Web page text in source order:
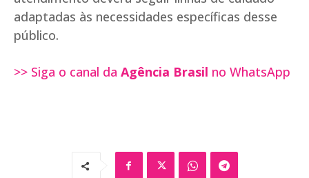
adaptadas às necessidades específicas desse
público.
>> Siga o canal da Agência Brasil no WhatsApp